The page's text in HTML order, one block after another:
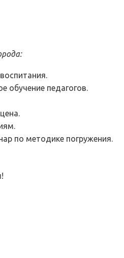
обучение педагогов.
по методике погружения.